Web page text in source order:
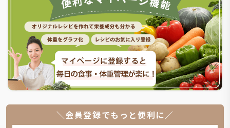
＼会員登録でもっと便利に／